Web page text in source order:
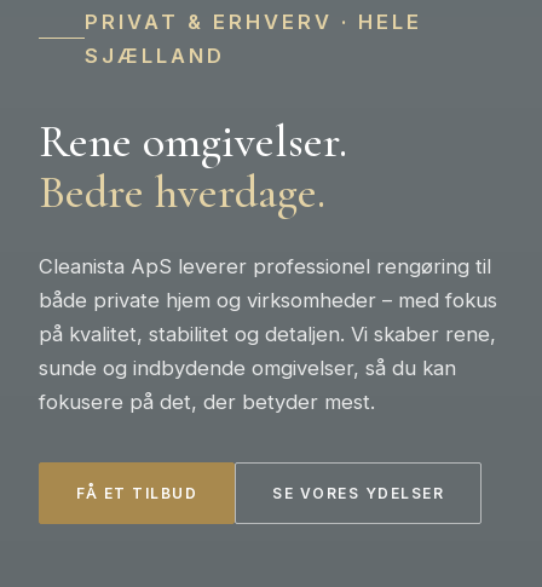
PRIVAT & ERHVERV · HELE
SJÆLLAND
Rene omgivelser.
Bedre hverdage.
Cleanista ApS leverer professionel rengøring til
både private hjem og virksomheder – med fokus
på kvalitet, stabilitet og detaljen. Vi skaber rene,
sunde og indbydende omgivelser, så du kan
fokusere på det, der betyder mest.
FÅ ET TILBUD SE VORES YDELSER